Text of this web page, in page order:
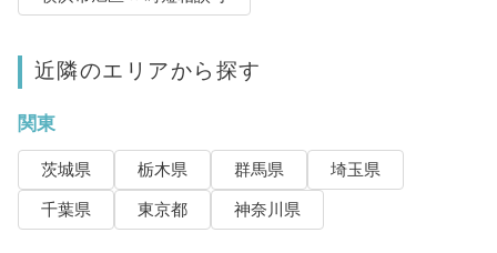
近隣のエリアから探す
関東
茨城県 栃木県 群馬県
埼玉県
千葉県
東京都 神奈川県